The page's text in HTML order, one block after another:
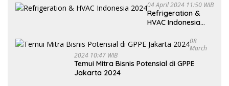
04 April 2024 11:50 WIB
Refrigeration &
HVAC Indonesia
08
March
2024 10:47 WIB
Temui Mitra Bisnis Potensial di GPPE
Jakarta 2024